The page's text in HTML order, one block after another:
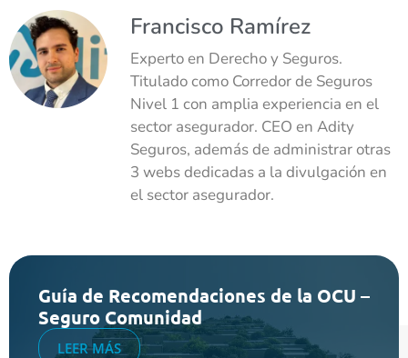
Francisco Ramírez
Experto en Derecho y Seguros.
Titulado como Corredor de Seguros
Nivel 1 con amplia experiencia en el
sector asegurador. CEO en Adity
Seguros, además de administrar otras
3 webs dedicadas a la divulgación en
el sector asegurador.
Guía de Recomendaciones de la OCU –
Seguro Comunidad
LEER MÁS